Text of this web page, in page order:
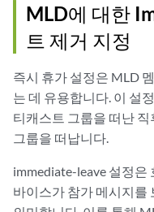
MLD에 대한
트 제거 지정
즉시 휴가 설정은 MLD
는 데 유용합니다. 이 설
티캐스트 그룹을 떠난
그룹을 떠납니다.
immediate-leave 설정은
바이스가 참가 메시지를